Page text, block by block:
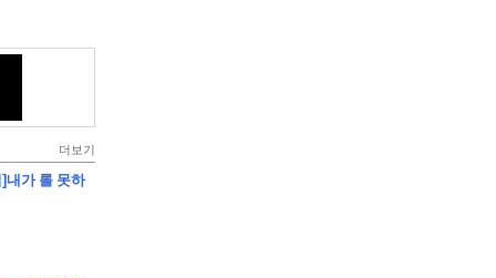
더보기
내가 롤 못하